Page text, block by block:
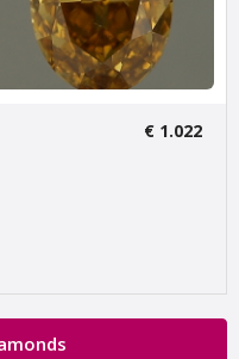
Van Amstel
excl. BTW€ 1.022